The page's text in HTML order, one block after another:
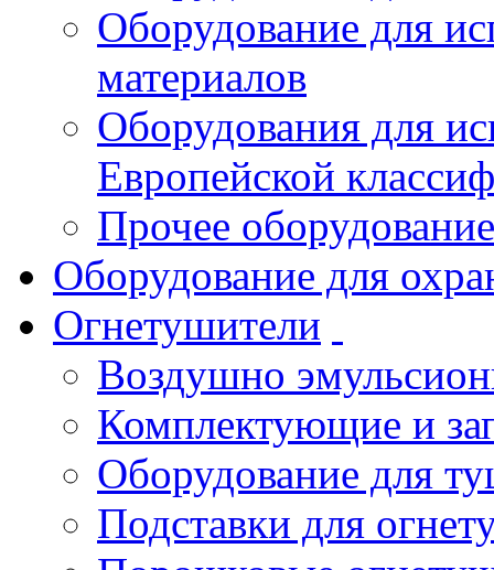
Оборудование для
материалов
Оборудования для
Европейской
Прочее оборудование
Оборудование для
Огнетушители
Воздушно
Комплектующие и
Оборудование для
Подставки для